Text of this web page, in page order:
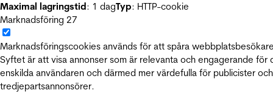
Maximal lagringstid: 1 dagTyp: HTTP-cookie
Marknadsföring 27
Marknadsföringscookies används för att spåra
Syftet är att visa annonser som är relevanta och engagerande för
enskilda användaren och därmed mer värdefulla för publicister och
tredjepartsannonsörer.